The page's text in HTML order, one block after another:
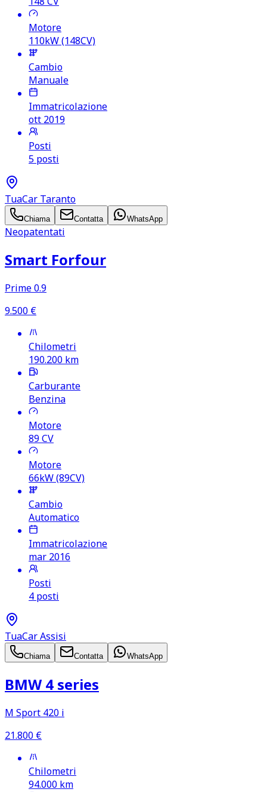
Motore
110kW (148CV)
Cambio
Manuale
Immatricolazione
ott 2019
Posti
5 posti
TuaCar Taranto
Chiama Contatta WhatsApp
Neopatentati
Smart Forfour
Prime 0.9
9.500 €
Chilometri
190.200 km
Carburante
Benzina
Motore
89CV
Motore
66kW (89CV)
Cambio
Automatico
Immatricolazione
mar 2016
Posti
4 posti
TuaCar Assisi
Chiama Contatta WhatsApp
BMW 4 series
M Sport 420 i
21.800 €
Chilometri
94.000 km